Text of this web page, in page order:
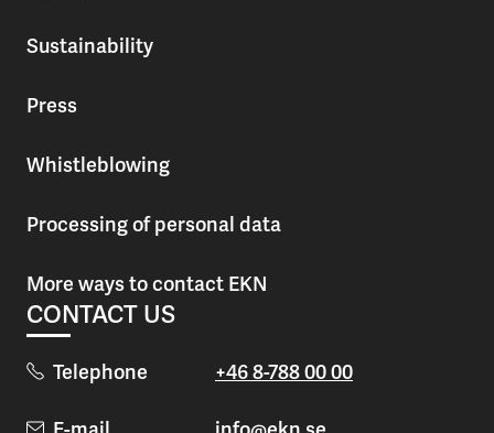
Sustainability
Press
Whistleblowing
Processing of personal data
More ways to contact EKN
CONTACT US
Telephone +46 8-788 00 00